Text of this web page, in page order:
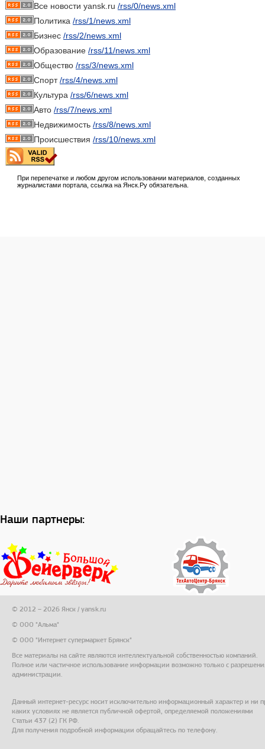
Все новости yansk.ru /rss/0/news.xml
Политика /rss/1/news.xml
Бизнес /rss/2/news.xml
Образование /rss/11/news.xml
Общество /rss/3/news.xml
Спорт/rss/4/news.xml
Культура /rss/6/news.xml
Авто /rss/7/news.xml
Недвижимость /rss/8/news.xml
Происшествия /rss/10/news.xml
При перепечатке и любом другом использовании материалов, созданных
журналистами портала, ссылка на Янск.Ру обязательна.
Наши партнеры:
© 2012 – 2026 Янск / yansk.ru
© ООО "Альма"
© ООО "Интернет супермаркет Брянск"
Все материалы на сайте являются интеллектуальной собственностью компаний.
Полное или частичное использование информации возможно только с
администрации.
Данный интернет-ресурс носит исключительно информационный характер и ни
каких условиях не является публичной офертой, определяемой положениями
Статьи 437 (2) ГК РФ.
Для получения подробной информации обращайтесь по телефону.